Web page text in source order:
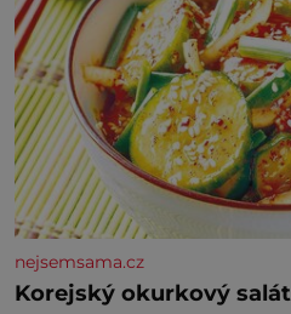
nejsemsama.cz
Korejský okurkový salát